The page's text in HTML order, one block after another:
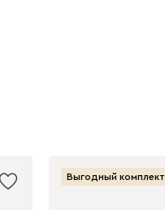
Выгодный комплект